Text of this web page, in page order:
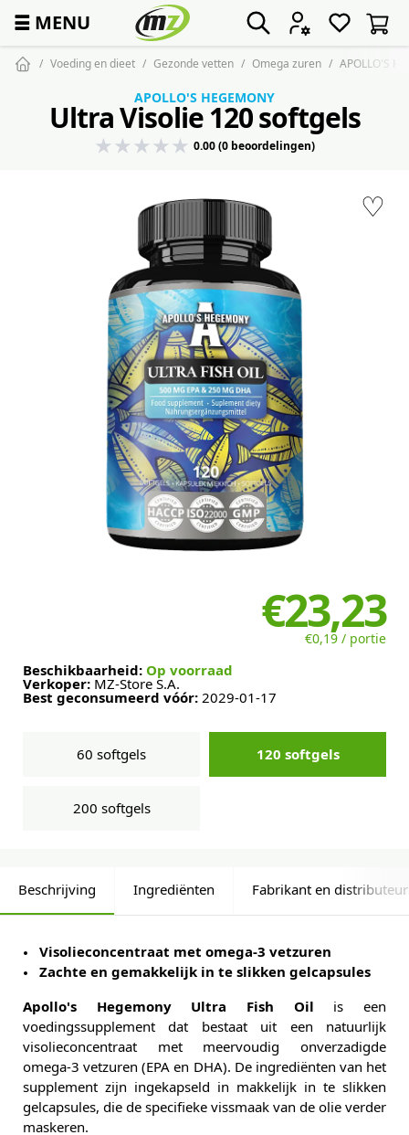
☰ MENU
Voeding en dieet Gezonde vetten Omega zuren APOLLO'S
♡
APOLLO'S HEGEMONY
Ultra Visolie 120 softgels
0.00 (0 beoordelingen)
€23,23
€0,19 / portie
Beschikbaarheid: Op voorraad
Verkoper: MZ-Store S.A.
Best geconsumeerd vóór: 2029-01-17
60 softgels 120 softgels
200 softgels
Beschrijving Ingrediënten Fabrikant en distributeur
Visolieconcentraat met omega-3 vetzuren
Zachte en gemakkelijk in te slikken gelcapsules
Apollo's Hegemony Ultra Fish Oil
is een
voedingssupplement dat bestaat uit een natuurlijk
visolieconcentraat met meervoudig onverzadigde
omega-3 vetzuren (EPA en DHA). De ingrediënten van het
supplement zijn ingekapseld in makkelijk in te slikken
gelcapsules, die de specifieke vissmaak van de olie verder
maskeren.